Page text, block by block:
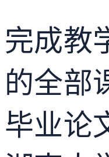
完成教
的全部
毕业论